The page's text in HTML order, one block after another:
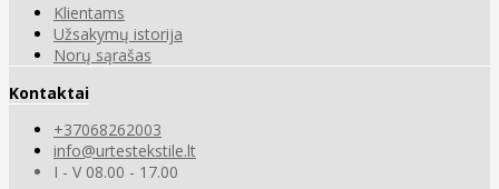
Klientams
Užsakymų istorija
Norų sąrašas
Kontaktai
+37068262003
info@urtestekstile.lt
I - V 08.00 - 17.00